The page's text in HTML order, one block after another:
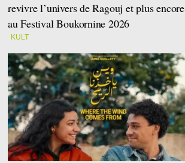
revivre l’univers de Ragouj et plus encore
au Festival Boukornine 2026
KULT